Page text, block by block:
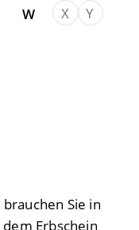
W X
Y
Sie in
Erbschein